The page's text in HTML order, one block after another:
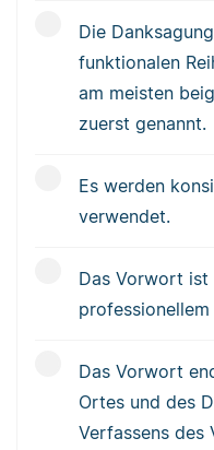
Die
funktionalen
am meisten
zuerst genannt.
Es werden
verwendet.
Das Vorwort
Das Vorwort
Ortes und des
Verfassens des